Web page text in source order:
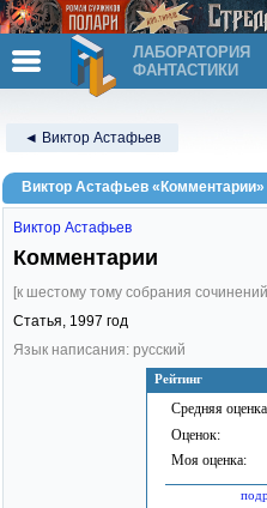
ЛАБОРАТОРИЯ
ФАНТАСТИКИ
◄ Виктор Астафьев
Виктор Астафьев «Комментарии»
Рейтинг
Средняя
Оценок:
Моя оценка:
Виктор Астафьев
Комментарии
[к шестому тому собрания
Статья, 1997 год
Язык написания: русский